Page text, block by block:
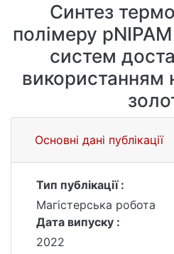
Синтез
полімеру
систем
використанням
Основні дані публікації
Тип публікації :
Магістерська робота
Дата випуску :
2022